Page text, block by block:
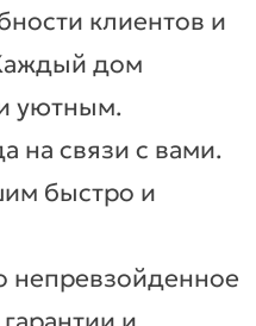
клиентов и
дом
уютным.
на связи с вами.
быстро и
непревзойденное